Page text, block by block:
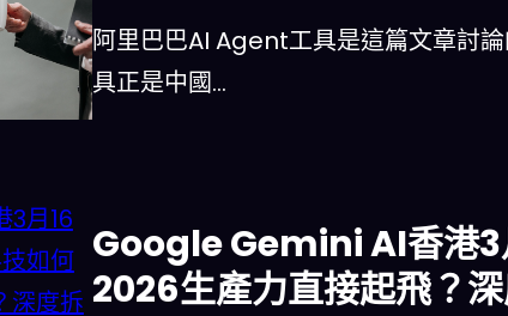
阿里巴巴AI Agent工具是這篇文章討
具正是中國…
Google Gemini AI香港3
2026生產力直接起飛？